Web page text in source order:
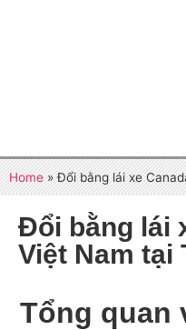
Home »Đổi bằng lái xe
Đổi bằng lái
Việt Nam tại
Tổng quan